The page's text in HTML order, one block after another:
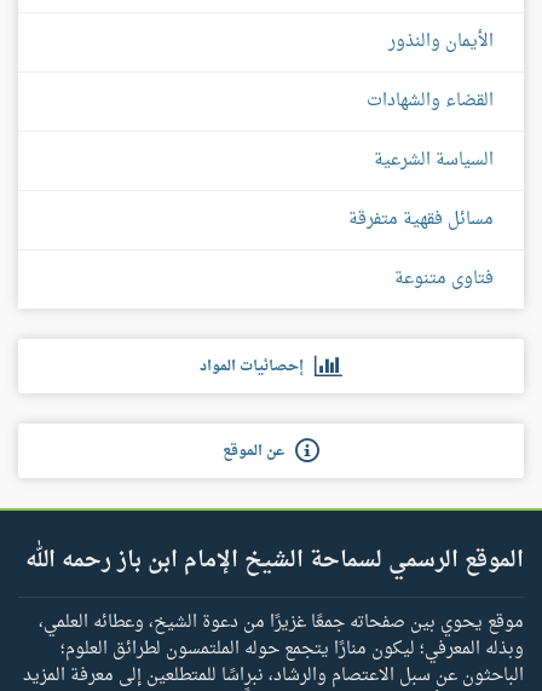
الأيمان والنذور
القضاء والشهادات
السياسة الشرعية
مسائل فقهية متفرقة
فتاوى متنوعة
إحصائيات المواد
عن الموقع
الموقع الرسمي لسماحة الشيخ الإمام ابن باز رحمه الله
موقع يحوي بين صفحاته جمعًا غزيرًا من دعوة الشيخ، وعطائه العلمي،
وبذله المعرفي؛ ليكون منارًا يتجمع حوله الملتمسون لطرائق العلوم؛
الباحثون عن سبل الاعتصام والرشاد، نبراسًا للمتطلعين إلى معرفة المزيد